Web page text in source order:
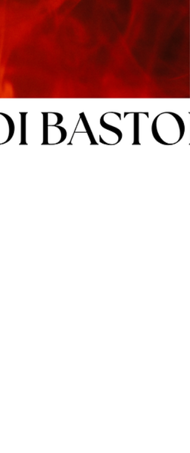
allontanarsi, anche se non è facile. È un
movimento mentale e pratico, spesso necessario
per ritrovare equilibrio. In una stesa può
rappresentare distanza, cambiamento,
o il bisogno di uscire da una situazione che non